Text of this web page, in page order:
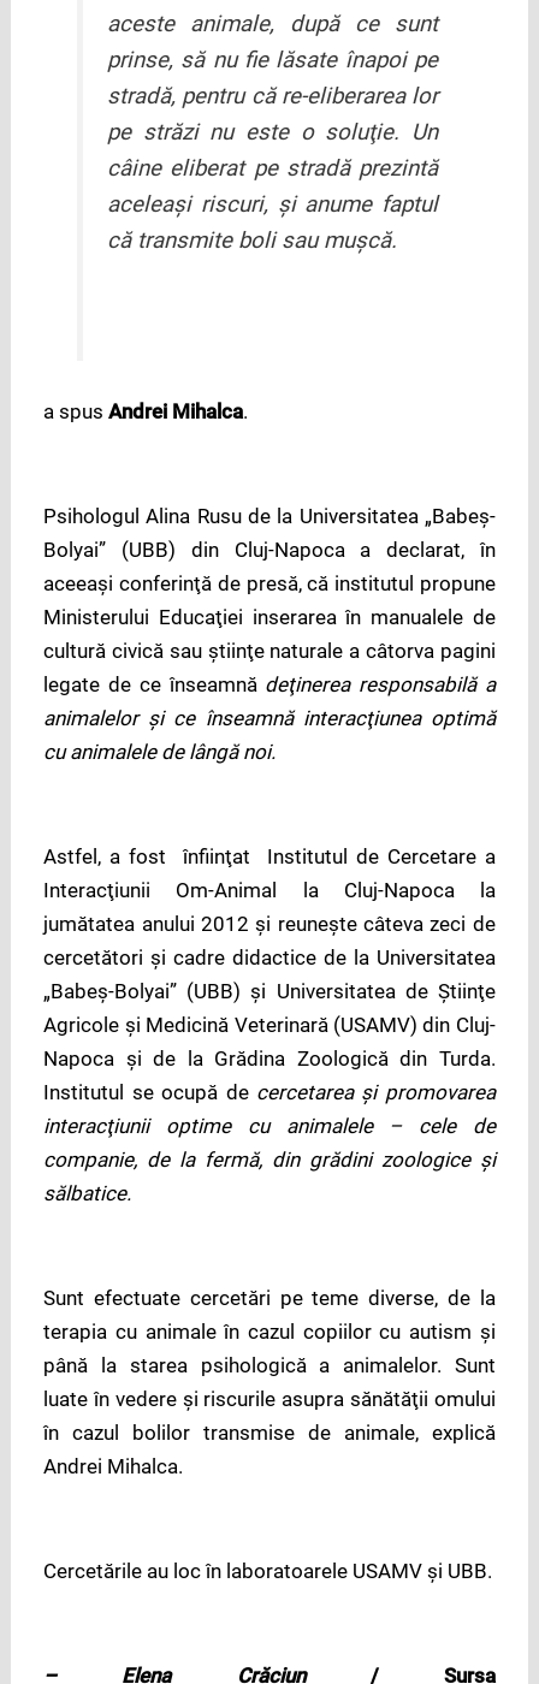
aceste animale, după ce sunt
prinse, să nu fie lăsate înapoi pe
stradă, pentru că re-eliberarea lor
pe străzi nu este o soluţie. Un
câine eliberat pe stradă prezintă
aceleaşi riscuri, şi anume faptul
că transmite boli sau muşcă.
a spusAndrei Mihalca.
Psihologul Alina Rusu de la Universitatea „Babeş-
Bolyai” (UBB) din Cluj-Napoca a declarat, în
aceeaşi conferinţă de presă, că institutul propune
Ministerului Educaţiei inserarea în manualele de
cultură civică sau ştiinţe naturale a câtorva pagini
legate de ce înseamnă deţinerea responsabilă a
animalelor şi ce înseamnă interacţiunea optimă
cu animalele de lângă noi.
Astfel, a fost înfiinţat Institutul de Cercetare a
Interacţiunii Om-Animal la Cluj-Napoca la
jumătatea anului 2012 şi reuneşte câteva zeci de
cercetători şi cadre didactice de la Universitatea
„Babeş-Bolyai” (UBB) şi Universitatea de Ştiinţe
Agricole şi Medicină Veterinară (USAMV) din Cluj-
Napoca şi de la Grădina Zoologică din Turda.
Institutul se ocupă de cercetarea şi promovarea
interacţiunii optime cu animalele – cele de
companie, de la fermă, din grădini zoologice şi
sălbatice.
Sunt efectuate cercetări pe teme diverse, de la
terapia cu animale în cazul copiilor cu autism şi
până la starea psihologică a animalelor. Sunt
luate în vedere şi riscurile asupra sănătăţii omului
în cazul bolilor transmise de animale, explică
Andrei Mihalca.
Cercetările au loc în laboratoarele USAMV şi UBB.
– Elena Crăciun / Sursa